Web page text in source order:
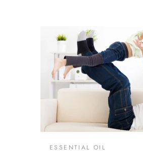
ESSENTIAL OIL